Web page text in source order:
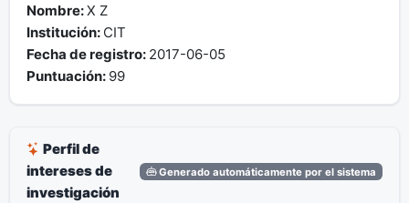
Nombre:X Z
Institución: CIT
Fecha de registro: 2017-06-05
Puntuación: 99
Perfil de
intereses de
investigación
Generado automáticamente por el sistema